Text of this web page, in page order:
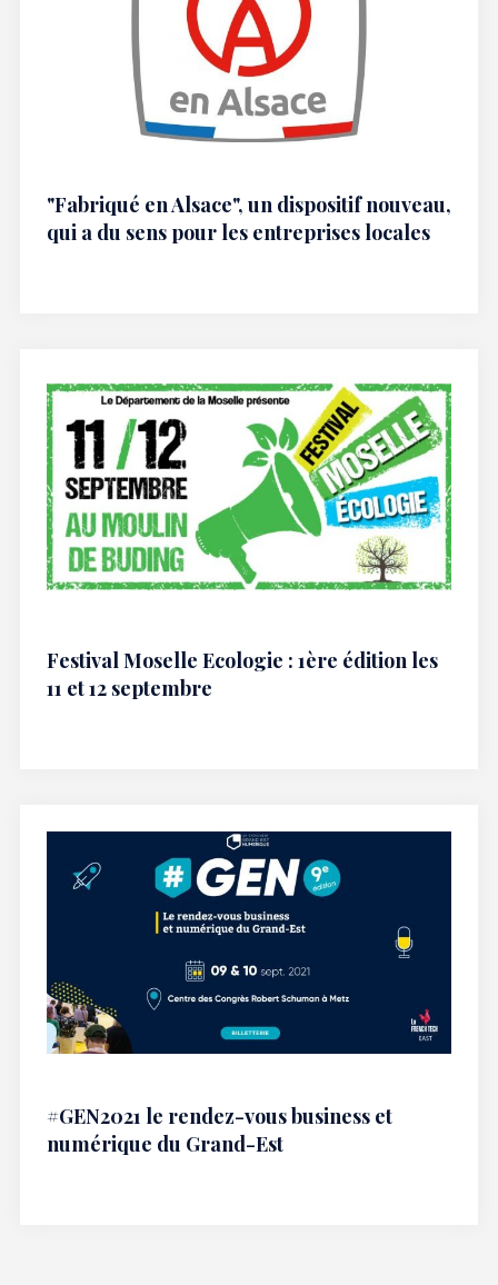
"Fabriqué en Alsace", un dispositif nouveau,
qui a du sens pour les entreprises locales
Festival Moselle Ecologie : 1ère édition les
11 et 12 septembre
#GEN2021 le rendez-vous business et
numérique du Grand-Est